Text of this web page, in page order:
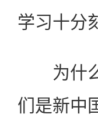
学习十分
为什么
们是新中